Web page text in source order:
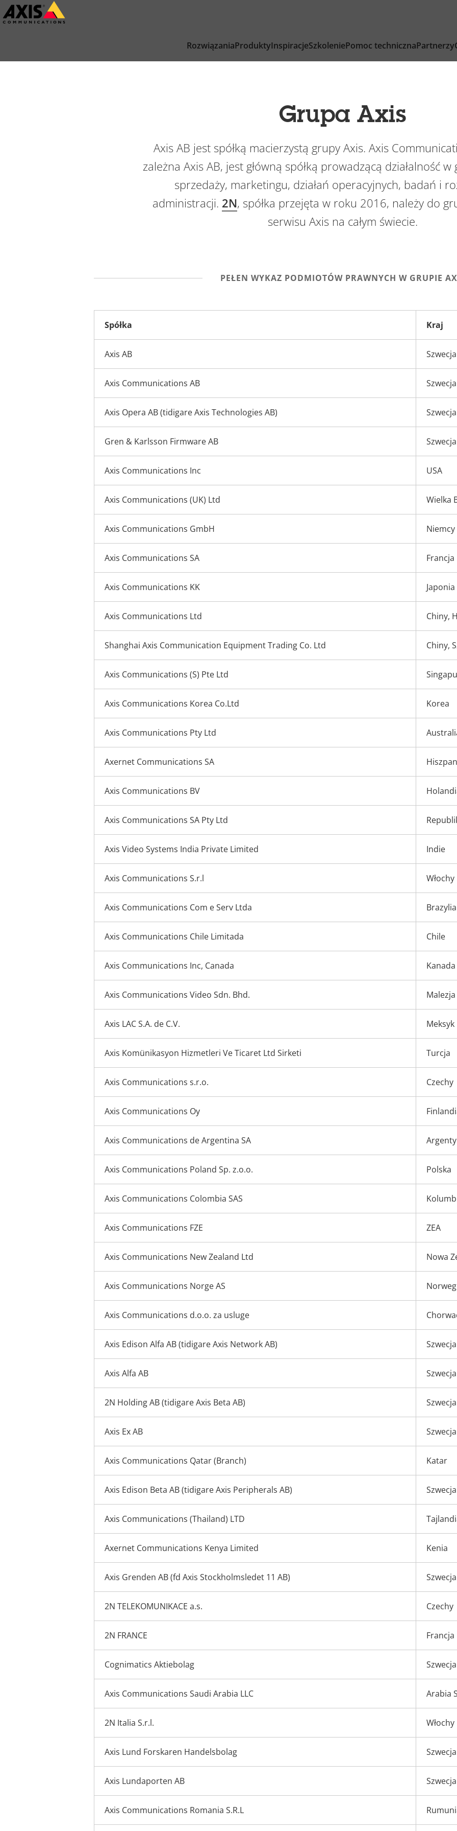
Przejdź
do
RozwiązaniaProduktyInspiracjeSzkoleniePomoc technicznaPartnerzy
Grupa Axis
Axis AB jest spółką macierzystą grupy Axis. Axis
zależna Axis AB, jest główną spółką prowadzącą działalność
sprzedaży, marketingu, działań operacyjnych, badań i
administracji. 2N, spółka przejęta w roku 2016, należy do
serwisu Axis na całym świecie.
PEŁEN WYKAZ PODMIOTÓW PRAWNYCH W GRUPIE
Spółka Kraj
Axis AB Szwecja
Axis Communications AB Szwecja
Axis Opera AB (tidigare Axis Technologies AB) Szwecja
Gren & Karlsson Firmware AB Szwecja
Axis Communications Inc USA
Axis Communications (UK) Ltd Wielka
Axis Communications GmbH Niemcy
Axis Communications SA Francja
Axis Communications KK Japonia
Axis Communications Ltd Chiny,
Shanghai Axis Communication Equipment Trading Co. Ltd Chiny,
Axis Communications (S) Pte Ltd
Axis Communications Korea Co.Ltd Korea
Axis Communications Pty Ltd
Axernet Communications SA
Axis Communications BV
Axis Communications SA Pty Ltd
Axis Video Systems India Private Limited Indie
Axis Communications S.r.l Włochy
Axis Communications Com e Serv Ltda Brazylia
Axis Communications Chile Limitada Chile
Axis Communications Inc, Canada Kanada
Axis Communications Video Sdn. Bhd. Malezja
Axis LAC S.A. de C.V. Meksyk
Axis Komünikasyon Hizmetleri Ve Ticaret Ltd Sirketi Turcja
Axis Communications s.r.o. Czechy
Axis Communications Oy
Axis Communications de Argentina SA
Axis Communications Poland Sp. z.o.o. Polska
Axis Communications Colombia SAS
Axis Communications FZE ZEA
Axis Communications New Zealand Ltd Nowa
Axis Communications Norge AS
Axis Communications d.o.o. za usluge
Axis Edison Alfa AB (tidigare Axis Network AB) Szwecja
Axis Alfa AB Szwecja
2N Holding AB (tidigare Axis Beta AB) Szwecja
Axis Ex AB Szwecja
Axis Communications Qatar (Branch) Katar
Axis Edison Beta AB (tidigare Axis Peripherals AB) Szwecja
Axis Communications (Thailand) LTD
Axernet Communications Kenya Limited Kenia
Axis Grenden AB (fd Axis Stockholmsledet 11 AB) Szwecja
2N TELEKOMUNIKACE a.s. Czechy
2N FRANCE Francja
Cognimatics Aktiebolag Szwecja
Axis Communications Saudi Arabia LLC Arabia
2N Italia S.r.l. Włochy
Axis Lund Forskaren Handelsbolag Szwecja
Axis Lundaporten AB Szwecja
Axis Communications Romania S.R.L